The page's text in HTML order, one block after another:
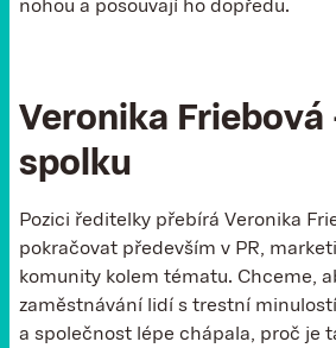
nohou a posouvají ho dopředu.
Veronika
spolku
Pozici ředitelky přebírá Veronika
pokračovat především v PR,
komunity kolem tématu. Chceme,
zaměstnávání lidí s trestní
a společnost lépe chápala, proč je